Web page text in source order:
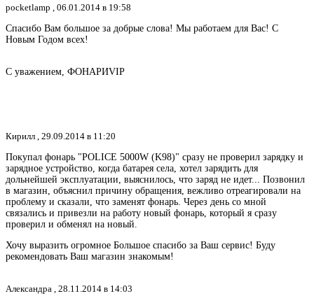
pocketlamp , 06.01.2014 в 19:58
Спасибо Вам большое за добрые слова! Мы работаем для Вас! С
Новым Годом всех!
С уважением, ФОНАРИVIP
Кирилл , 29.09.2014 в 11:20
Покупал фонарь "POLICE 5000W (K98)" сразу не проверил зарядку и
зарядное устройство, когда батарея села, хотел зарядить для
дольнейшей эксплуатации, выяснилось, что заряд не идет... Позвонил
в магазин, объяснил причину обращения, вежливо отреагировали на
проблему и сказали, что заменят фонарь. Через день со мной
связались и привезли на работу новый фонарь, который я сразу
проверил и обменял на новый.
Хочу выразить огромное Большое спасибо за Ваш сервис! Буду
рекомендовать Ваш магазин знакомым!
Александра , 28.11.2014 в 14:03